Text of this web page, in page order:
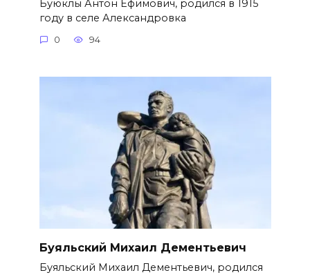
Буюклы Антон Ефимович, родился в 1915
году в селе Александровка
0 94
Буяльский Михаил Дементьевич
Буяльский Михаил Дементьевич, родился